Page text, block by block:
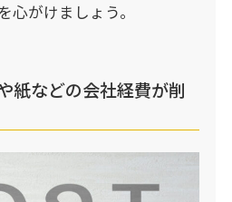
心がけましょう。
紙などの会社経費が削